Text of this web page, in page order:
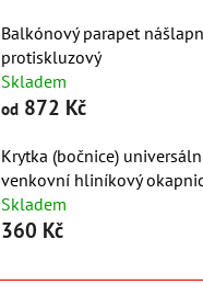
Balkónový parapet
protiskluzový
Skladem
od 872 Kč
Krytka (bočnice)
venkovní hliníkový
Skladem
360 Kč